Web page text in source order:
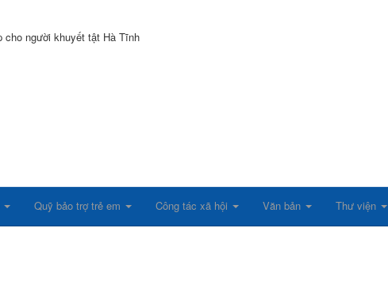
Quỹ bảo trợ trẻ em Công tác xã hội Văn bản Thư viện